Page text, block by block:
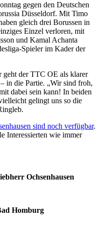
gegen den Deutschen
Düsseldorf. Mit Timo
gleich drei Borussen in
Einzel verloren, mit
und Kamal Achanta
Spieler im Kader der
geht der TTC OE als klarer
in die Partie. „Wir sind froh,
dabei sein kann! In beiden
gelingt uns so die
sind noch verfügbar.
Interessierten wie immer
Ochsenhausen
Homburg